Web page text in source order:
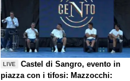
LIVE
Castel di Sangro, evento in
piazza con i tifosi: Mazzocchi: